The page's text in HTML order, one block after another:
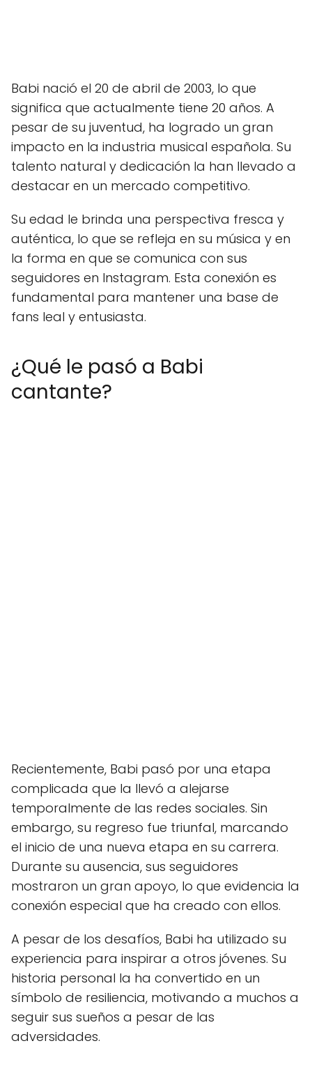
Babi nació el 20 de abril de 2003, lo que
significa que actualmente tiene 20 años. A
pesar de su juventud, ha logrado un gran
impacto en la industria musical española. Su
talento natural y dedicación la han llevado a
destacar en un mercado competitivo.
Su edad le brinda una perspectiva fresca y
auténtica, lo que se refleja en su música y en
la forma en que se comunica con sus
seguidores en Instagram. Esta conexión es
fundamental para mantener una base de
fans leal y entusiasta.
¿Qué le pasó a Babi
cantante?
Recientemente, Babi pasó por una etapa
complicada que la llevó a alejarse
temporalmente de las redes sociales. Sin
embargo, su regreso fue triunfal, marcando
el inicio de una nueva etapa en su carrera.
Durante su ausencia, sus seguidores
mostraron un gran apoyo, lo que evidencia la
conexión especial que ha creado con ellos.
A pesar de los desafíos, Babi ha utilizado su
experiencia para inspirar a otros jóvenes. Su
historia personal la ha convertido en un
símbolo de resiliencia, motivando a muchos a
seguir sus sueños a pesar de las
adversidades.